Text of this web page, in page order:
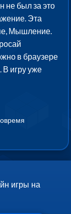
не был за это
Эта
Мышление.
в браузере
игру уже
игры на